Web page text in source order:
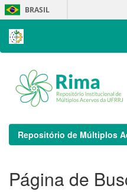
Skip
navigation
BRASIL
Repositório de Múltiplos
Página de